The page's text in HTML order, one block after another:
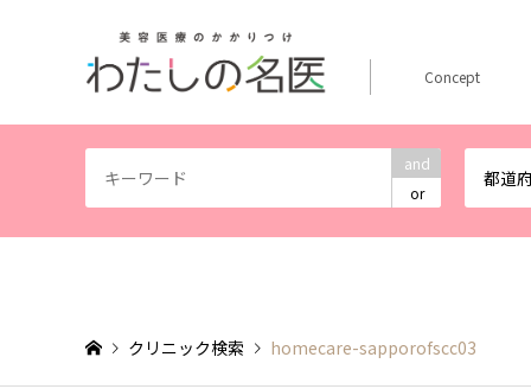
and
or
都道
Concept
クリニック検索 homecare-sapporofscc03